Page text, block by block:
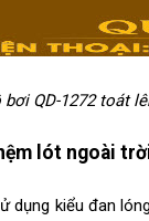
bơi QD-1272 toát
lót ngoài
dụng kiểu đan